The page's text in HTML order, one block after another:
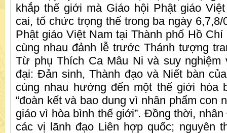
khắp thế giới mà Giáo hội Phật giáo
cai, tổ chức trọng thể trong ba ngày
Phật giáo Việt Nam tại Thành phố Hồ
cùng nhau đảnh lễ trước Thánh tượng
Từ phụ Thích Ca Mâu Ni và suy nghiệm
đại: Đản sinh, Thành đạo và Niết bàn
cùng nhau hướng đến một thế giới hòa
“đoàn kết và bao dung vì nhân phẩm con
giáo vì hòa bình thế giới”. Đồng thời,
các vị lãnh đạo Liên hợp quốc; nguyên